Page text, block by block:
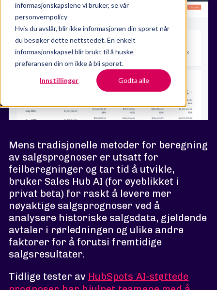
informasjonskapslene vi bruker, se vår
personvernpolicy
Hvis du avslår, blir ikke informasjonen din sporet når
du besøker dette nettstedet. Én enkelt
informasjonskapsel blir brukt til å huske
preferansen din om ikke å bli sporet.
Innstillinger Godta alle
Mens tradisjonelle metoder for beregning
av salgsprognoser er utsatt for
feilberegninger og tar tid å utvikle,
bruker Sales Hub AI (for øyeblikket i
privat beta) for raskt å levere mer
nøyaktige salgsprognoser ved å
analysere historiske salgsdata, gjeldende
avtaler i rørledningen og ulike andre
faktorer for å forutsi fremtidige
salgsresultater.
Tidlige tester av HubSpots AI-støttede